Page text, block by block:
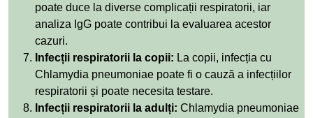
poate duce la diverse complicații respiratorii, iar
analiza IgG poate contribui la evaluarea acestor
cazuri.
Infecții respiratorii la copii: La copii, infecția cu
Chlamydia pneumoniae poate fi o cauză a infecțiilor
respiratorii și poate necesita testare.
Infecții respiratorii la adulți: Chlamydia pneumoniae